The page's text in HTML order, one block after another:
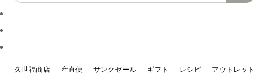
久世福商店 産直便 サンクゼール ギフト レシピ アウトレット